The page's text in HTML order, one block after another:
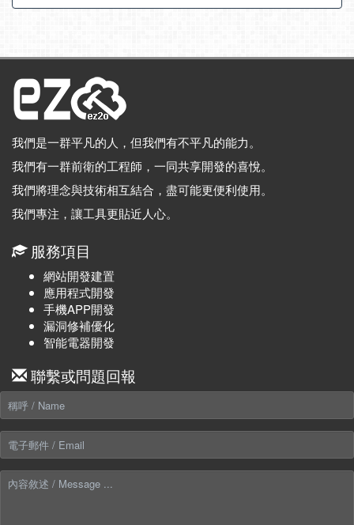
我們是一群平凡的人，但我們有不平凡的能力。
我們有一群前衛的工程師，一同共享開發的喜悅。
我們將理念與技術相互結合，盡可能更便利使用。
我們專注，讓工具更貼近人心。
服務項目
網站開發建置
應用程式開發
手機APP開發
漏洞修補優化
智能電器開發
聯繫或問題回報